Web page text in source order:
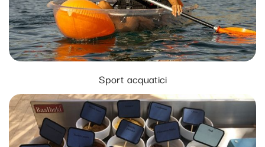
Sport acquatici